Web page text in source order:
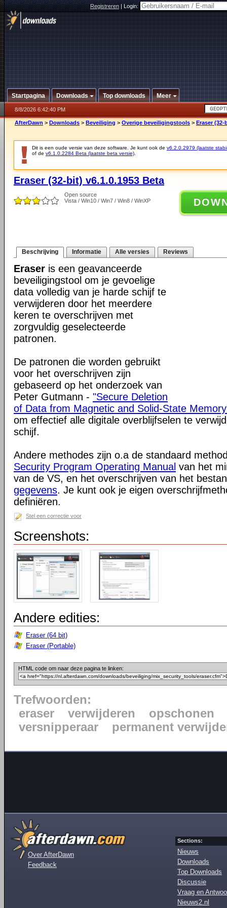
Registreren|Login:
Startpagina Downloads Top downloads Meer
8/8/2026 6:42:40 PM
AfterDawn > Downloads > Beveiliging > Overige beveiligingstools > Eraser (32-
Dit is een oude versie van deze software. Je kunt ook de v6.2.0.2979 (laatste
of de v6.1.0.2284 Beta (laatste beta versie)
Eraser (32-bit) v6.1.0.1953 Beta
Open source
Vista / Win10 / Win7 / Win8 / WinXP
Beschrijving Informatie Alle versies Reviews
Eraser is een geavanceerde
beveiligingstool om je gevoelige
data volledig van je harde schijf te
verwijderen door het meerdere
keren te overschrijven met
zorgvuldig geselecteerde
patronen.
De patronen die worden gebruikt
voor het overschrijven zijn
gebaseerd op het onderzoek van
Peter Gutmann - "Secure Deletion
of Data from Magnetic and Solid-State
om effectief alle digitale overblijfselen te
schijf.
Andere methodes zijn o.a de standaard
Security Program Operating Manual van het
van de VS, en het overschrijven van het
gegevens. Je kunt ook je eigen
definiëren.
Stel een correctie voor
Screenshots:
Andere edities:
Eraser (64 bit)
Eraser (Portable)
HTML code om naar deze pagina te linken:
Trefwoorden:
eraser
verwijderen
opschonen
versnipperaar
permanent
Over AfterDawn
Feedback
Sections:
Nieuws
Downloads
Top Downloads
Discussie
Vraag en
Nieuws2.nl